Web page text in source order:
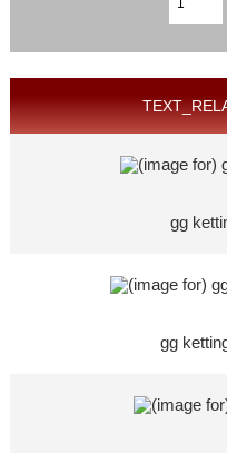
gg
gg